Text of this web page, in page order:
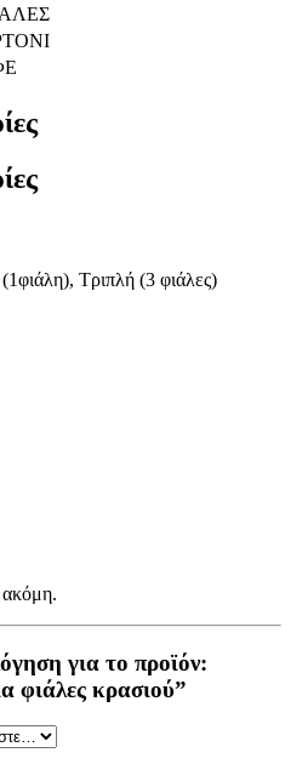
Τριπλή (3 φιάλες)
ακόμη.
για το προϊόν:
φιάλες κρασιού”